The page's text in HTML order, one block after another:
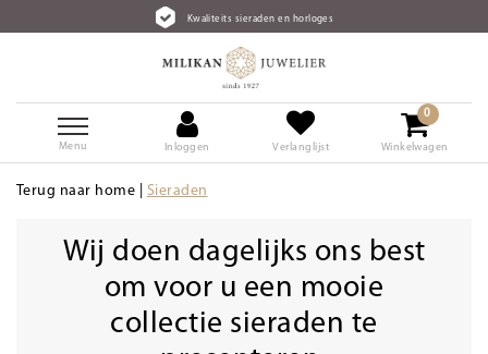
Kwaliteits sieraden en horloges
Menu Inloggen Verlanglijst
0
Winkelwagen
Terug naar home Sieraden
Wij doen dagelijks ons best
om voor u een mooie
collectie sieraden te